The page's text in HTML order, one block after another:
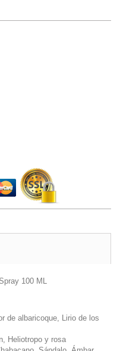
100 ML
de albaricoque, Lirio de los
Heliotropo y rosa